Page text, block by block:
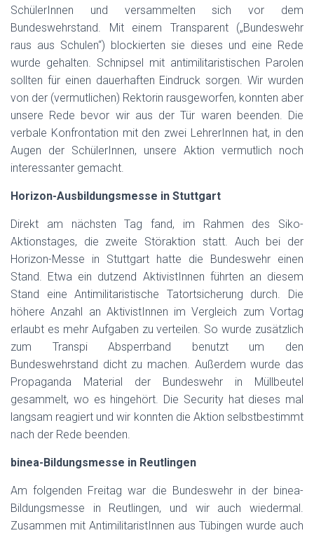
SchülerInnen und versammelten sich vor dem
Bundeswehrstand. Mit einem Transparent („Bundeswehr
raus aus Schulen“) blockierten sie dieses und eine Rede
wurde gehalten. Schnipsel mit antimilitaristischen Parolen
sollten für einen dauerhaften Eindruck sorgen. Wir wurden
von der (vermutlichen) Rektorin rausgeworfen, konnten aber
unsere Rede bevor wir aus der Tür waren beenden. Die
verbale Konfrontation mit den zwei LehrerInnen hat, in den
Augen der SchülerInnen, unsere Aktion vermutlich noch
interessanter gemacht.
Horizon-Ausbildungsmesse in Stuttgart
Direkt am nächsten Tag fand, im Rahmen des Siko-
Aktionstages, die zweite Störaktion statt. Auch bei der
Horizon-Messe in Stuttgart hatte die Bundeswehr einen
Stand. Etwa ein dutzend AktivistInnen führten an diesem
Stand eine Antimilitaristische Tatortsicherung durch. Die
höhere Anzahl an AktivistInnen im Vergleich zum Vortag
erlaubt es mehr Aufgaben zu verteilen. So wurde zusätzlich
zum Transpi Absperrband benutzt um den
Bundeswehrstand dicht zu machen. Außerdem wurde das
Propaganda Material der Bundeswehr in Müllbeutel
gesammelt, wo es hingehört. Die Security hat dieses mal
langsam reagiert und wir konnten die Aktion selbstbestimmt
nach der Rede beenden.
binea-Bildungsmesse in Reutlingen
Am folgenden Freitag war die Bundeswehr in der binea-
Bildungsmesse in Reutlingen, und wir auch wiedermal.
Zusammen mit AntimilitaristInnen aus Tübingen wurde auch